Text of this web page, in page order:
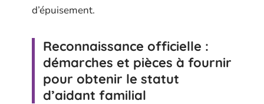
d’épuisement.
Reconnaissance officielle :
démarches et pièces à fournir
pour obtenir le statut
d’aidant familial